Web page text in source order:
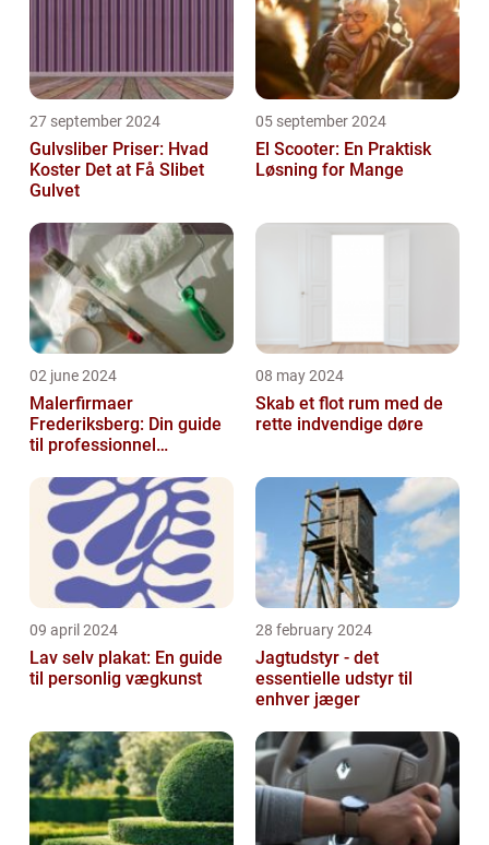
27 september 2024
Gulvsliber Priser: Hvad
Koster Det at Få Slibet
Gulvet
05 september 2024
El Scooter: En Praktisk
Løsning for Mange
02 june 2024
Malerfirmaer
Frederiksberg: Din guide
til professionnel
08 may 2024
Skab et flot rum med de
rette indvendige døre
09 april 2024
Lav selv plakat: En guide
til personlig vægkunst
28 february 2024
Jagtudstyr - det
essentielle udstyr til
enhver jæger